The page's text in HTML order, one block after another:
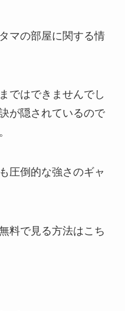
マの部屋に関する情
ではできませんでし
が隠されているので
圧倒的な強さのギャ
料で見る方法はこち